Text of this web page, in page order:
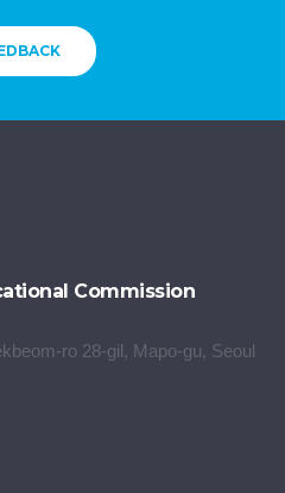
Commission
ro 28-gil, Mapo-gu, Seoul